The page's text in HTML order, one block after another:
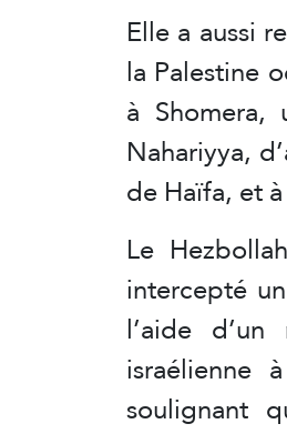
Elle a aussi
la Palestine
à
Nahariyya,
de Haïfa, et
Le
intercepté
l’aide
soulignant